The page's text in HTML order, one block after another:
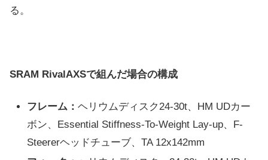
る。
SRAM RivalAXSで組んだ場合の構成
フレーム：ヘリウムディスク24-30t、HM UDカー
ボン、Essential Stiffness-To-Weight Lay-up、F-
Steererヘッドチューブ、TA 12x142mm